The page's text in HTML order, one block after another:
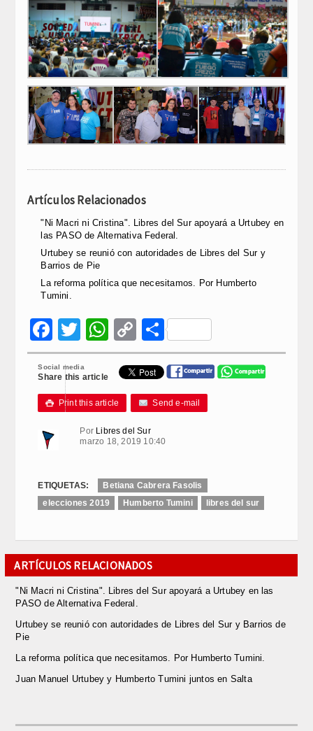
Artículos Relacionados
"Ni Macri ni Cristina". Libres del Sur apoyará a Urtubey en
las PASO de Alternativa Federal.
Urtubey se reunió con autoridades de Libres del Sur y
Barrios de Pie
La reforma política que necesitamos. Por Humberto
Tumini.
Facebook
Twitter
WhatsApp
Copy
Link
Compartir
Social media
Share this article
 Print this article Send e-mail
Por Libres del Sur
marzo 18, 2019 10:40
ETIQUETAS:
Betiana Cabrera Fasolis
elecciones 2019
Humberto Tumini libres del sur
ARTÍCULOS RELACIONADOS
"Ni Macri ni Cristina". Libres del Sur apoyará a Urtubey en las
PASO de Alternativa Federal.
Urtubey se reunió con autoridades de Libres del Sur y Barrios de
Pie
La reforma política que necesitamos. Por Humberto Tumini.
Juan Manuel Urtubey y Humberto Tumini juntos en Salta